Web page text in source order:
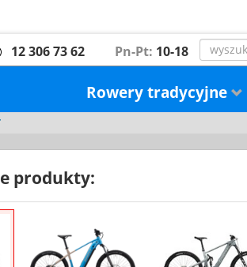
12 306 73 62 Pn-Pt: 10-18
Rowery tradycyjne
produkty: